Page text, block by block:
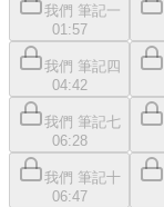
我們 筆記一
01:57
我們 筆記四
04:42
我們 筆記七
06:28
我們 筆記十
06:47